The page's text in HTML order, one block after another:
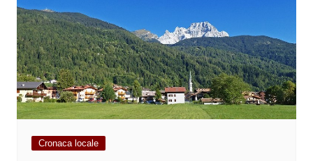
Cronaca locale